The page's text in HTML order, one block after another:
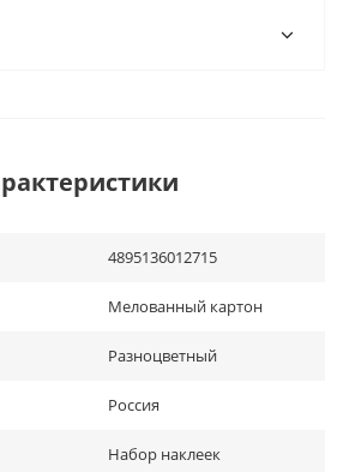
4895136012715
Мелованный картон
Разноцветный
Россия
Набор наклеек